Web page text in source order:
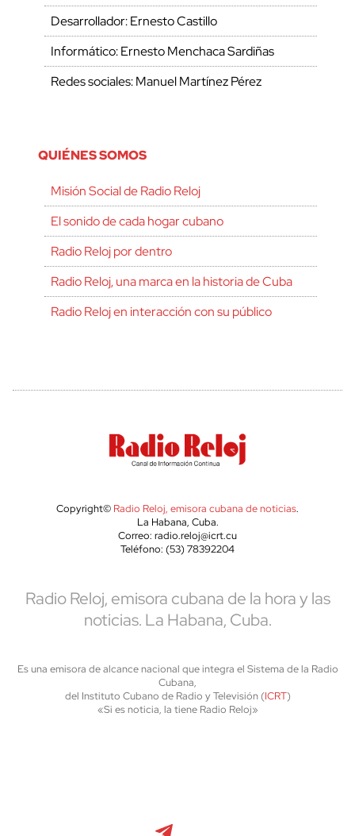
Desarrollador: Ernesto Castillo
Informático: Ernesto Menchaca Sardiñas
Redes sociales: Manuel Martínez Pérez
QUIÉNES SOMOS
Misión Social de Radio Reloj
El sonido de cada hogar cubano
Radio Reloj por dentro
Radio Reloj, una marca en la historia de Cuba
Radio Reloj en interacción con su público
Copyright© Radio Reloj, emisora cubana de noticias.
La Habana, Cuba.
Correo: radio.reloj@icrt.cu
Teléfono: (53) 78392204
Radio Reloj, emisora cubana de la hora y las
noticias. La Habana, Cuba.
Es una emisora de alcance nacional que integra el Sistema de la Radio
Cubana,
del Instituto Cubano de Radio y Televisión (ICRT)
«Si es noticia, la tiene Radio Reloj»